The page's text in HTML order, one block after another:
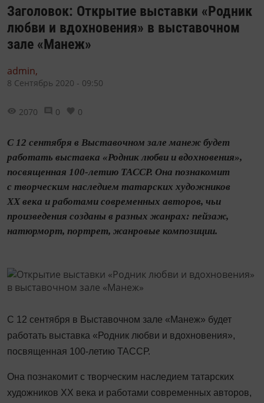
Заголовок: Открытие выставки «Родник
любви и вдохновения» в выставочном
зале «Манеж»
admin,
8 Сентябрь 2020 - 09:50
2070 0 0
С 12 сентября в Выставочном зале манеж будет
работать выставка «Родник любви и вдохновения»,
посвященная 100-летию ТАССР. Она познакомит
с творческим наследием татарских художников
XX века и работами современных авторов, чьи
произведения созданы в разных жанрах: пейзаж,
натюрморт, портрет, жанровые композиции.
С 12 сентября в Выставочном зале «Манеж» будет
работать выставка «Родник любви и вдохновения»,
посвященная 100-летию ТАССР.
Она познакомит с творческим наследием татарских
художников XX века и работами современных авторов,